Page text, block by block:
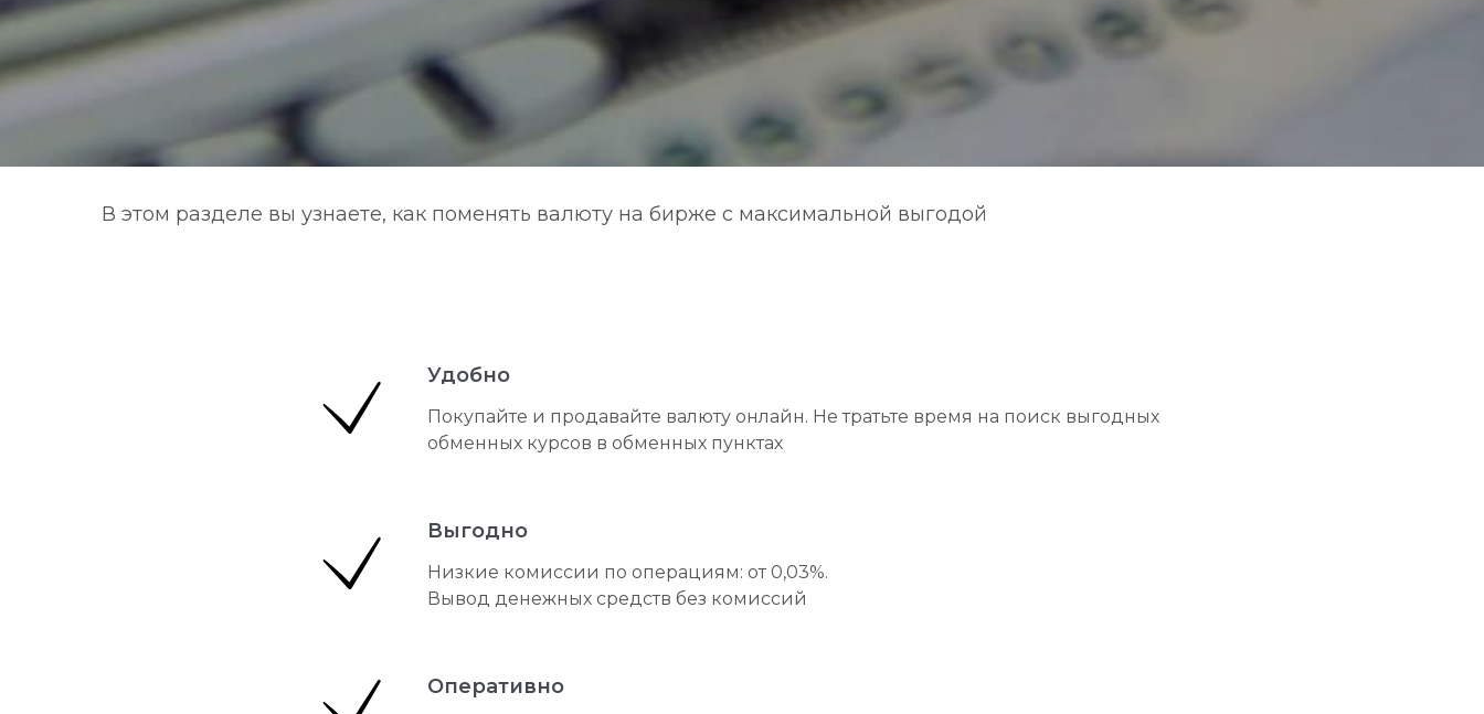
В этом разделе вы узнаете, как поменять валюту на бирже с максимальной выгодой
Удобно
Покупайте и продавайте валюту онлайн. Не тратьте время на поиск выгодных
обменных курсов в обменных пунктах
Выгодно
Низкие комиссии по операциям: от 0,03%.
Вывод денежных средств без комиссий
Оперативно